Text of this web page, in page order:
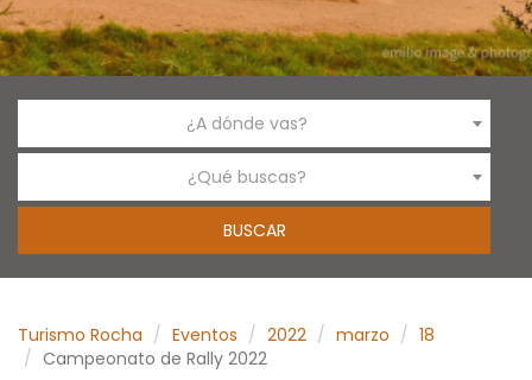
¿A dónde vas?
¿Qué buscas?
Turismo Rocha Eventos 2022 marzo
18
Campeonato de Rally 2022